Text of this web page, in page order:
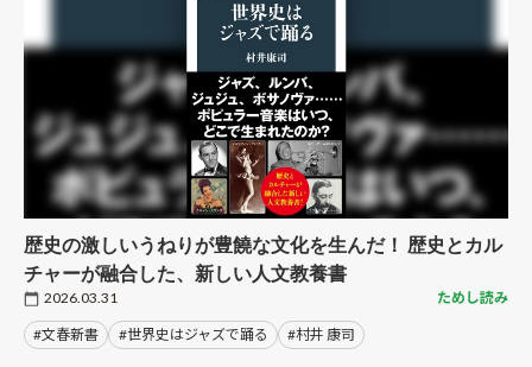
歴史の激しいうねりが豊饒な文化を生んだ！ 歴史とカル
チャーが融合した、新しい人文教養書
2026.03.31 ためし読み
#文春新書 #世界史はジャズで踊る #村井 康司